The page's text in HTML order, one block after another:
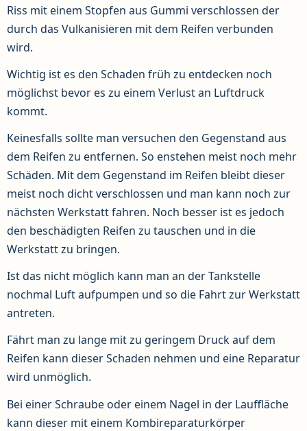
Riss mit einem Stopfen aus Gummi verschlossen der
durch das Vulkanisieren mit dem Reifen verbunden
wird.
Wichtig ist es den Schaden früh zu entdecken noch
möglichst bevor es zu einem Verlust an Luftdruck
kommt.
Keinesfalls sollte man versuchen den Gegenstand aus
dem Reifen zu entfernen. So enstehen meist noch mehr
Schäden. Mit dem Gegenstand im Reifen bleibt dieser
meist noch dicht verschlossen und man kann noch zur
nächsten Werkstatt fahren. Noch besser ist es jedoch
den beschädigten Reifen zu tauschen und in die
Werkstatt zu bringen.
Ist das nicht möglich kann man an der Tankstelle
nochmal Luft aufpumpen und so die Fahrt zur Werkstatt
antreten.
Fährt man zu lange mit zu geringem Druck auf dem
Reifen kann dieser Schaden nehmen und eine Reparatur
wird unmöglich.
Bei einer Schraube oder einem Nagel in der Lauffläche
kann dieser mit einem Kombireparaturkörper